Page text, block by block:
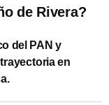
de Rivera?
del PAN y
en